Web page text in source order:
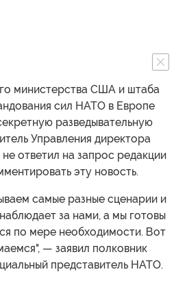
министерства США и штаба
сил НАТО в Европе
разведывательную
Управления директора
ответил на запрос редакции
эту новость.
самые разные сценарии и
за нами, а мы готовы
по мере необходимости. Вот
— заявил полковник
представитель НАТО.